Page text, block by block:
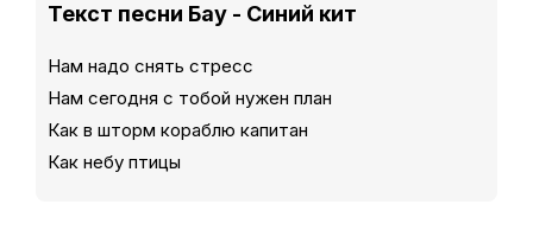
Текст песни Бау - Синий кит
Нам надо снять стресс
Нам сегодня с тобой нужен план
Как в шторм кораблю капитан
Как небу птицы